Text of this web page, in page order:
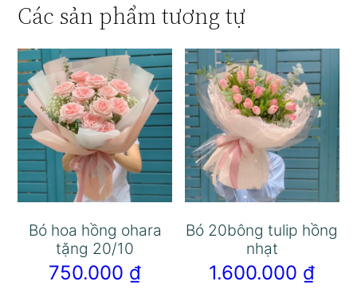
Các sản phẩm tương tự
Bó hoa hồng ohara
tặng 20/10
750.000 ₫
Bó 20bông tulip hồng
nhạt
1.600.000 ₫